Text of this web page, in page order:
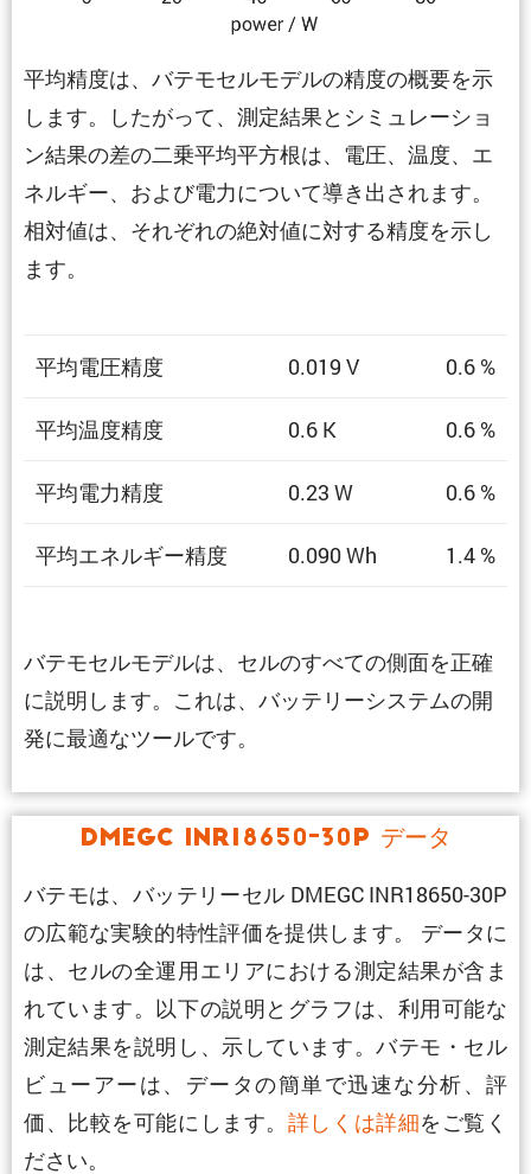
平均精度は、バテモセルモデルの精度の概要を示
します。したがって、測定結果とシミュレーショ
ン結果の差の二乗平均平方根は、電圧、温度、エ
ネルギー、および電力について導き出されます。
相対値は、それぞれの絶対値に対する精度を示し
ます。
平均電圧精度 0.019 V 0.6 %
平均温度精度 0.6 K 0.6 %
平均電力精度 0.23 W 0.6 %
平均エネルギー精度 0.090 Wh 1.4 %
バテモセルモデルは、セルのすべての側面を正確
に説明します。これは、バッテリーシステムの開
発に最適なツールです。
DMEGC INR18650-30P データ
バテモは、バッテリーセル DMEGC INR18650-30P
の広範な実験的特性評価を提供します。 データに
は、セルの全運用エリアにおける測定結果が含ま
れています。以下の説明とグラフは、利用可能な
測定結果を説明し、示しています。バテモ・セル
ビューアーは、データの簡単で迅速な分析、評
価、比較を可能にします。 詳しくは詳細をご覧く
ださい。